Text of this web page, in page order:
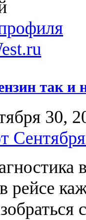
так
30,